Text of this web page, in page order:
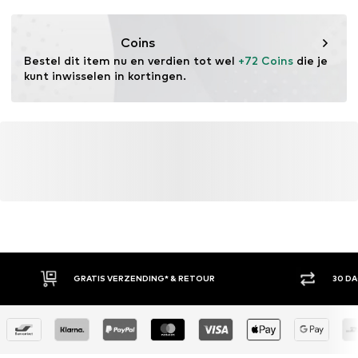
TMR6439002000001
Coins
Bestel dit item nu en verdien tot wel +72 Coins die je
kunt inwisselen in kortingen.
GRATIS VERZENDING* & RETOUR 30